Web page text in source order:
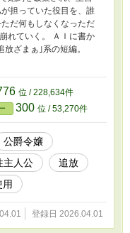
担っていた役目を、誰
だ何もしなくなっただ
れていく。 ＡＩに書か
ざまぁ｣系の短編。
位 / 228,634件
300 位 / 53,270件
公爵令嬢
主人公
追放
用
登録日 2026.04.01